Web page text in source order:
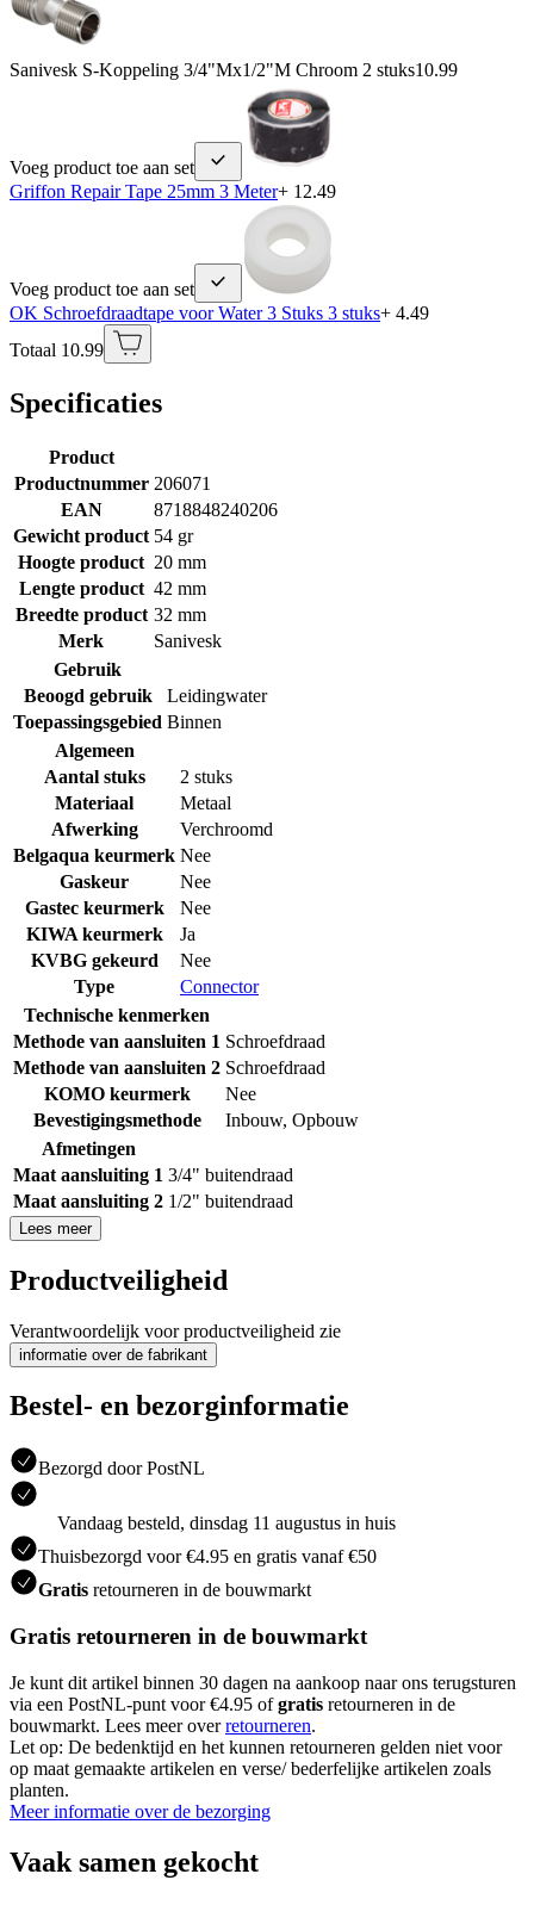
Sanivesk S-Koppeling 3/4"Mx1/2"M Chroom 2 stuks10.99
Voeg product toe aan set
Griffon Repair Tape 25mm 3 Meter+ 12.49
Voeg product toe aan set
OK Schroefdraadtape voor Water 3 Stuks 3 stuks+ 4.49
Totaal 10.99
Specificaties
Product
Productnummer 206071
EAN
8718848240206
Gewicht product 54 gr
Hoogte product 20 mm
Lengte product 42 mm
Breedte product 32 mm
Merk
Sanivesk
Gebruik
Beoogd gebruik
Leidingwater
Toepassingsgebied Binnen
Algemeen
Aantal stuks
2 stuks
Materiaal
Metaal
Afwerking
Verchroomd
Belgaqua keurmerk Nee
Gaskeur
Nee
Gastec keurmerk
Nee
KIWA keurmerk
Ja
KVBG gekeurd
Nee
Type
Connector
Technische kenmerken
Methode van aansluiten 1 Schroefdraad
Methode van aansluiten 2 Schroefdraad
KOMO keurmerk
Nee
Bevestigingsmethode
Inbouw, Opbouw
Afmetingen
Maat aansluiting 1 3/4" buitendraad
Maat aansluiting 2 1/2" buitendraad
Lees meer
Productveiligheid
Verantwoordelijk voor productveiligheid zie
informatie over de fabrikant
Bestel- en bezorginformatie
Bezorgd door PostNL
Vandaag besteld, dinsdag 11 augustus in huis
Thuisbezorgd voor €4.95 en gratis vanaf €50
Gratis retourneren in de bouwmarkt
Gratis retourneren in de bouwmarkt
Je kunt dit artikel binnen 30 dagen na aankoop naar ons terugsturen
via een PostNL-punt voor €4.95 ofgratis retourneren in de
bouwmarkt. Lees meer overretourneren.
Let op: De bedenktijd en het kunnen retourneren gelden niet voor
op maat gemaakte artikelen en verse/ bederfelijke artikelen zoals
planten.
Meer informatie over de bezorging
Vaak samen gekocht